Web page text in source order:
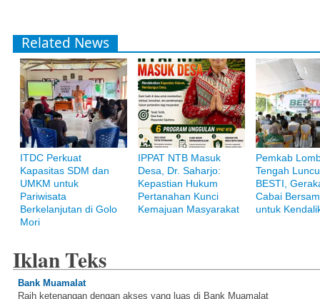
Related News
ITDC Perkuat
Kapasitas SDM dan
UMKM untuk
Pariwisata
Berkelanjutan di Golo
Mori
IPPAT NTB Masuk
Desa, Dr. Saharjo:
Kepastian Hukum
Pertanahan Kunci
Kemajuan Masyarakat
Pemkab
Tengah
BESTI,
Cabai
untuk
Iklan Teks
Bank Muamalat
Raih ketenangan dengan akses yang luas di Bank Muamalat